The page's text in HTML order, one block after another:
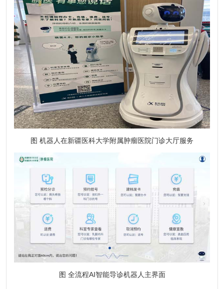
图 机器人在新疆医科大学附属肿瘤医院门诊大厅服务
图 全流程AI智能导诊机器人主界面